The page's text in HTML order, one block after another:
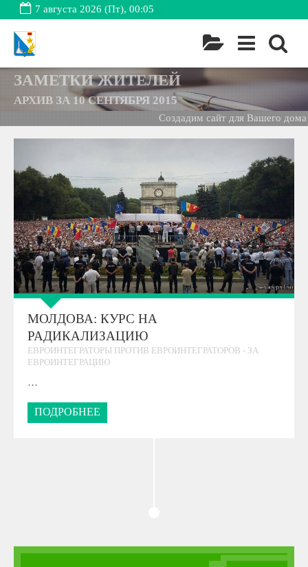
7 августа 2026 (Пт), 00:05
ЗАМЕТКИ ЖИТЕЛЕЙ
АРХИВ ЗА 10 СЕНТЯБРЯ 2015
Создадим сайт для Вашего дома -
МОЛДОВА: КУРС НА
РАДИКАЛИЗАЦИЮ
ЕВРОИНТЕГРАТОРЫ ПРОТИВ ЕВРОИНТЕГРАТОРОВ - ЗА
ЕВРОИНТЕГРАЦИЮ
…
ПОДРОБНЕЕ